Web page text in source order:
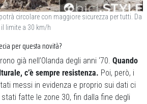
circolare con maggiore sicurezza per tutti. Da
limite a 30 km/h
per questa novità?
già nell’Olanda degli anni ‘70. Quando
c’è sempre resistenza. Poi, però, i
messi in evidenza e proprio sui dati ci
fatte le zone 30, fin dalla fine degli